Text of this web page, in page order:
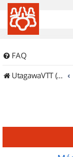
FAQ
UtagawaVTT (Randos VTT et VTTAE avec traces GPS)